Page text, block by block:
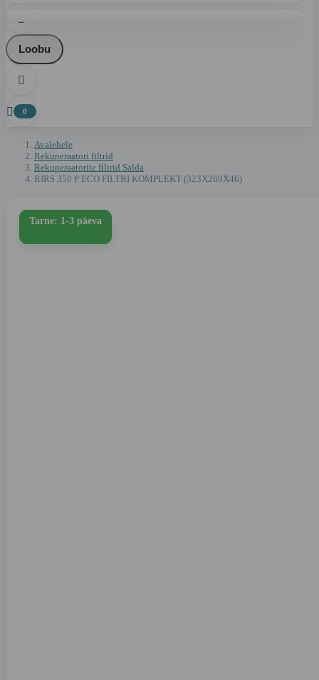

Loobu

 0
Avalehele
Rekuperaatori filtrid
Rekuperaatorite filtrid Salda
RIRS 350 P ECO FILTRI KOMPLEKT (323X260X46)
Tarne: 1-3 päeva